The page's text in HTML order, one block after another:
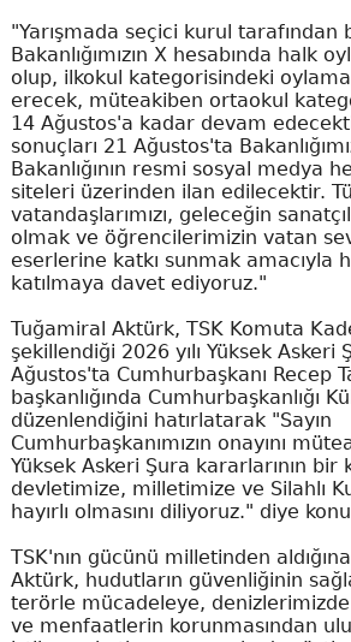
"Yarışmada seçici kurul
Bakanlığımızın X hesabında halk
olup, ilkokul kategorisindeki oylama
erecek, müteakiben ortaokul
14 Ağustos'a kadar devam
sonuçları 21 Ağustos'ta
Bakanlığının resmi sosyal medya
siteleri üzerinden ilan edilecektir.
vatandaşlarımızı, geleceğin
olmak ve öğrencilerimizin vatan
eserlerine katkı sunmak amacıyla
katılmaya davet ediyoruz."
Tuğamiral Aktürk, TSK Komuta
şekillendiği 2026 yılı Yüksek Askeri
Ağustos'ta Cumhurbaşkanı Recep
başkanlığında Cumhurbaşkanlığı
düzenlendiğini hatırlatarak "Sayın
Cumhurbaşkanımızın onayını
Yüksek Askeri Şura kararlarının bir
devletimize, milletimize ve Silahlı
hayırlı olmasını diliyoruz." diye
TSK'nın gücünü milletinden
Aktürk, hudutların güvenliğinin
terörle mücadeleye,
ve menfaatlerin korunmasından